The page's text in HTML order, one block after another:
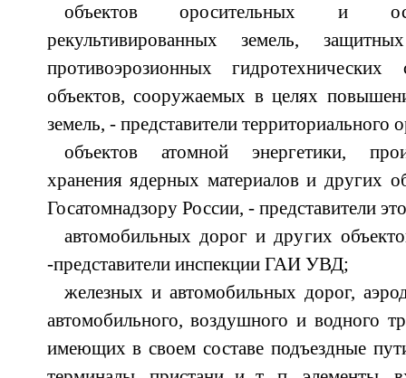
объектов оросительных и
рекультивированных земель,
противоэрозионных
объектов, сооружаемых в целях
земель, - представители территориального
объектов атомной энергетики,
хранения ядерных материалов и других
Госатомнадзору России, - представители
автомобильных дорог и других
-представители инспекции ГАИ УВД;
железных и автомобильных дорог,
автомобильного, воздушного и водного
имеющих в своем составе подъездные